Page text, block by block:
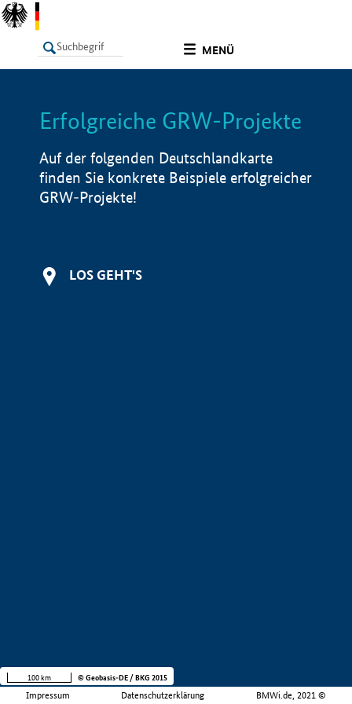
MENÜ
LISTE Info
Erfolgreiche GRW-Projekte
Auf der folgenden Deutschlandkarte
finden Sie konkrete Beispiele erfolgreicher
GRW-Projekte!
LOS GEHT'S
Impressum Datenschutzerklärung BMWi.de, 2021 ©
100 km © Geobasis-DE / BKG 2015